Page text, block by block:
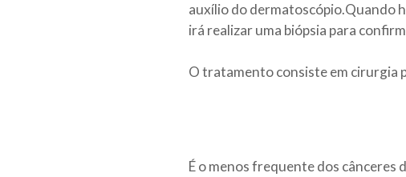
auxílio do dermatoscópio.Quando
irá realizar uma biópsia para
O tratamento consiste em cirurgia
É o menos frequente dos cânceres